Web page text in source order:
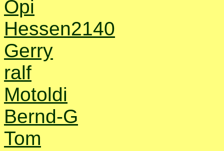
Opi
Hessen2140
Gerry
ralf
Motoldi
Bernd-G
Tom